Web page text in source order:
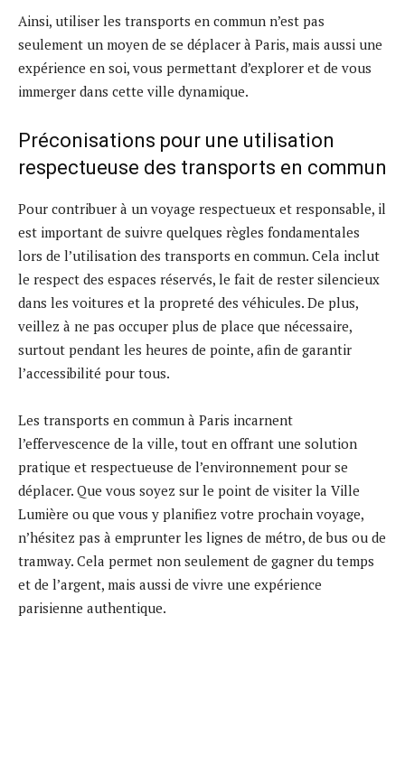
Ainsi, utiliser les transports en commun n’est pas
seulement un moyen de se déplacer à Paris, mais aussi une
expérience en soi, vous permettant d’explorer et de vous
immerger dans cette ville dynamique.
Préconisations pour une utilisation
respectueuse des transports en commun
Pour contribuer à un voyage respectueux et responsable, il
est important de suivre quelques règles fondamentales
lors de l’utilisation des transports en commun. Cela inclut
le respect des espaces réservés, le fait de rester silencieux
dans les voitures et la propreté des véhicules. De plus,
veillez à ne pas occuper plus de place que nécessaire,
surtout pendant les heures de pointe, afin de garantir
l’accessibilité pour tous.
Les transports en commun à Paris incarnent
l’effervescence de la ville, tout en offrant une solution
pratique et respectueuse de l’environnement pour se
déplacer. Que vous soyez sur le point de visiter la Ville
Lumière ou que vous y planifiez votre prochain voyage,
n’hésitez pas à emprunter les lignes de métro, de bus ou de
tramway. Cela permet non seulement de gagner du temps
et de l’argent, mais aussi de vivre une expérience
parisienne authentique.